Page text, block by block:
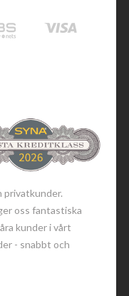
privatkunder.
oss fantastiska
kunder i vårt
- snabbt och